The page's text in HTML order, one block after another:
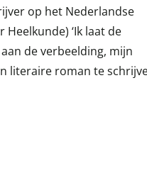
op het Nederlandse
‘Ik laat de
de verbeelding, mijn
literaire roman te